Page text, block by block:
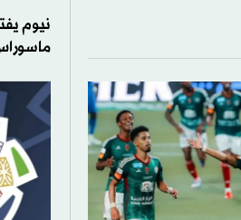
نيوم